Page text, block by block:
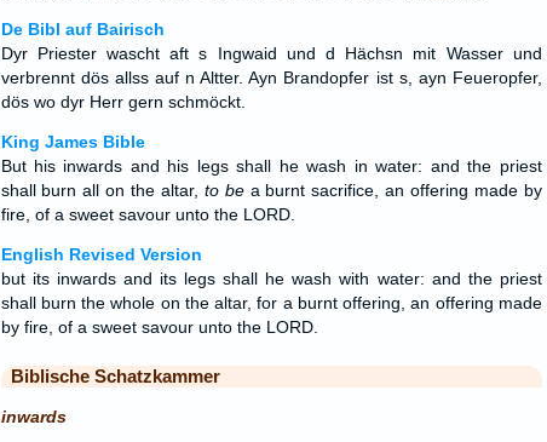
De Bibl auf Bairisch
Dyr Priester wascht aft s Ingwaid und d Hächsn mit Wasser und
verbrennt dös allss auf n Altter. Ayn Brandopfer ist s, ayn Feueropfer,
dös wo dyr Herr gern schmöckt.
King James Bible
But his inwards and his legs shall he wash in water: and the priest
shall burn all on the altar, to bea burnt sacrifice, an offering made by
fire, of a sweet savour unto the LORD.
English Revised Version
but its inwards and its legs shall he wash with water: and the priest
shall burn the whole on the altar, for a burnt offering, an offering made
by fire, of a sweet savour unto the LORD.
Biblische Schatzkammer
inwards